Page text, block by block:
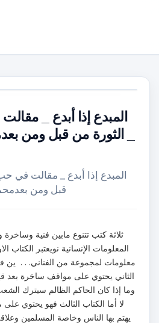
المبدع إذا أبدع _
_ الثورة من قبل ومن
المبدع إذا أبدع _ مقالت في
قبل ومن
ثلاثة كتب تتنوع مابين فنية
المعلومات الإنسانية نويعتبر
معلومات لمجموعة من الفناني. . . ين
وما إذا كان الحاكم الظالم سيترك
لا أما الكتاب الثالث فهو يحتوي
يهتم بها الناس وخاصة المسلمين